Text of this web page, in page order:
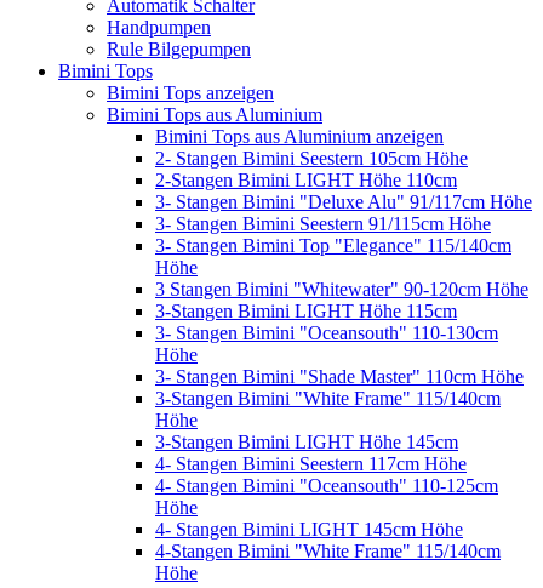
Automatik Schalter
Handpumpen
Rule Bilgepumpen
Bimini Tops
Bimini Tops anzeigen
Bimini Tops aus Aluminium
Bimini Tops aus Aluminium anzeigen
2- Stangen Bimini Seestern 105cm Höhe
2-Stangen Bimini LIGHT Höhe 110cm
3- Stangen Bimini "Deluxe Alu" 91/117cm Höhe
3- Stangen Bimini Seestern 91/115cm Höhe
3- Stangen Bimini Top "Elegance" 115/140cm
Höhe
3 Stangen Bimini "Whitewater" 90-120cm Höhe
3-Stangen Bimini LIGHT Höhe 115cm
3- Stangen Bimini "Oceansouth" 110-130cm
Höhe
3- Stangen Bimini "Shade Master" 110cm Höhe
3-Stangen Bimini "White Frame" 115/140cm
Höhe
3-Stangen Bimini LIGHT Höhe 145cm
4- Stangen Bimini Seestern 117cm Höhe
4- Stangen Bimini "Oceansouth" 110-125cm
Höhe
4- Stangen Bimini LIGHT 145cm Höhe
4-Stangen Bimini "White Frame" 115/140cm
Höhe